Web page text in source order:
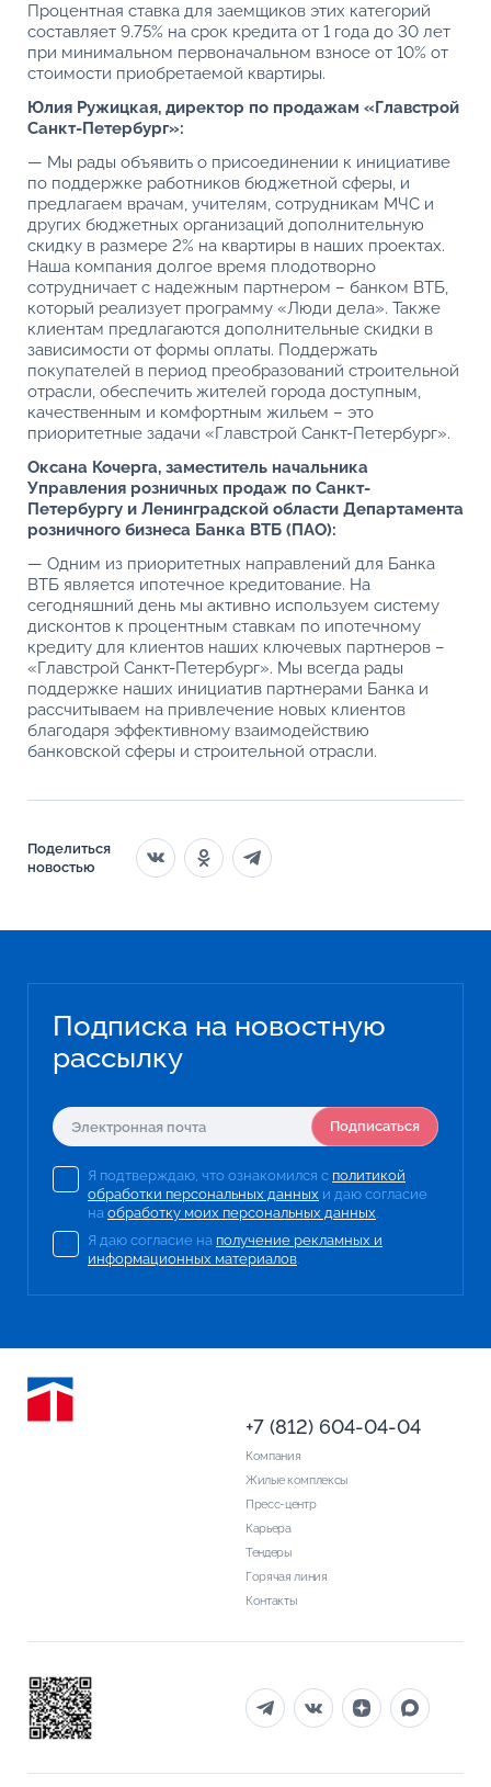
Процентная ставка для заемщиков этих категорий
составляет 9.75% на срок кредита от 1 года до 30 лет
при минимальном первоначальном взносе от 10% от
стоимости приобретаемой квартиры.
Юлия Ружицкая, директор по продажам «Главстрой
Санкт-Петербург»:
— Мы рады объявить о присоединении к инициативе
по поддержке работников бюджетной сферы, и
предлагаем врачам, учителям, сотрудникам МЧС и
других бюджетных организаций дополнительную
скидку в размере 2% на квартиры в наших проектах.
Наша компания долгое время плодотворно
сотрудничает с надежным партнером – банком ВТБ,
который реализует программу «Люди дела». Также
клиентам предлагаются дополнительные скидки в
зависимости от формы оплаты. Поддержать
покупателей в период преобразований строительной
отрасли, обеспечить жителей города доступным,
качественным и комфортным жильем – это
приоритетные задачи «Главстрой Санкт-Петербург».
Оксана Кочерга, заместитель начальника
Управления розничных продаж по Санкт-
Петербургу и Ленинградской области Департамента
розничного бизнеса Банка ВТБ (ПАО):
— Одним из приоритетных направлений для Банка
ВТБ является ипотечное кредитование. На
сегодняшний день мы активно используем систему
дисконтов к процентным ставкам по ипотечному
кредиту для клиентов наших ключевых партнеров –
«Главстрой Санкт-Петербург». Мы всегда рады
поддержке наших инициатив партнерами Банка и
рассчитываем на привлечение новых клиентов
благодаря эффективному взаимодействию
банковской сферы и строительной отрасли.
Поделиться
новостью
Подписка на новостную
рассылку
Подписаться
Я подтверждаю, что ознакомился с политикой
обработки персональных данных и даю согласие
на обработку моих персональных данных.
Я даю согласие на получение рекламных и
информационных материалов.
Компания
Жилые комплексы
Пресс-центр
Карьера
Тендеры
Горячая линия
Контакты
+7 (812) 604-04-04